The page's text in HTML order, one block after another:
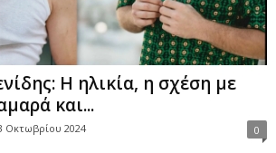
Η ηλικία, η σχέση με
και...
Οκτωβρίου 2024 0